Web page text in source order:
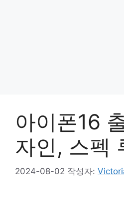
아이폰16
자인, 스펙
2024-08-02 작성자: